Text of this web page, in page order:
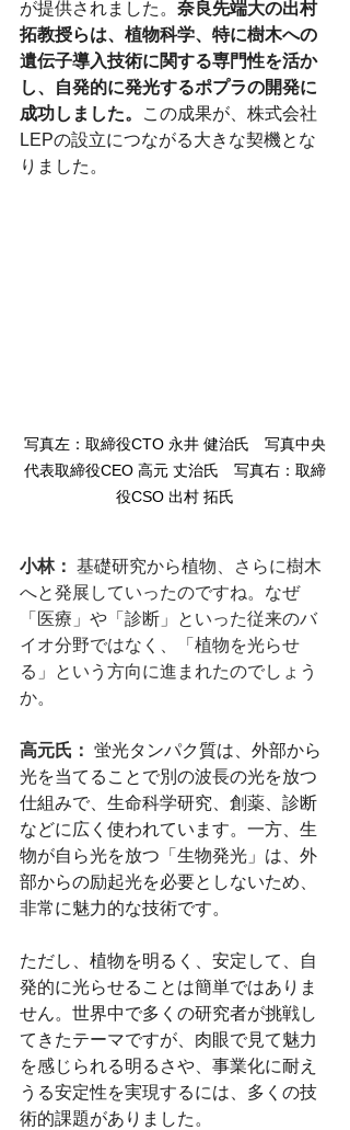
が提供されました。 奈良先端大の出村
拓教授らは、植物科学、特に樹木への
遺伝子導入技術に関する専門性を活か
し、自発的に発光するポプラの開発に
成功しました。
この成果が、株式会社
LEPの設立につながる大きな契機とな
りました。
写真左：取締役CTO 永井 健治氏　写真中央
代表取締役CEO 高元 丈治氏　写真右：取締
役CSO 出村 拓氏
小林： 基礎研究から植物、さらに樹木
へと発展していったのですね。なぜ
「医療」や「診断」といった従来のバ
イオ分野ではなく、「植物を光らせ
る」という方向に進まれたのでしょう
か。
高元氏： 蛍光タンパク質は、外部から
光を当てることで別の波長の光を放つ
仕組みで、生命科学研究、創薬、診断
などに広く使われています。一方、生
物が自ら光を放つ「生物発光」は、外
部からの励起光を必要としないため、
非常に魅力的な技術です。
ただし、植物を明るく、安定して、自
発的に光らせることは簡単ではありま
せん。世界中で多くの研究者が挑戦し
てきたテーマですが、肉眼で見て魅力
を感じられる明るさや、事業化に耐え
うる安定性を実現するには、多くの技
術的課題がありました。